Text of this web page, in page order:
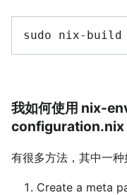
sudo nix-build
我如何使用 nix-
configuration.nix
有很多方法，其中一种
Create a meta